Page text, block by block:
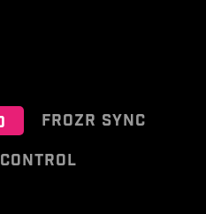
FROZR SYNC